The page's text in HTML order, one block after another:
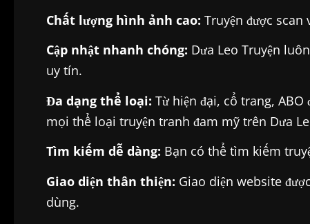
Chất lượng hình ảnh cao: Truyện được
Cập nhật nhanh chóng: Dưa Leo Truyện
uy tín.
Đa dạng thể loại: Từ hiện đại, cổ trang,
mọi thể loại truyện tranh đam mỹ trên Dưa
Tìm kiếm dễ dàng: Bạn có thể tìm kiếm
Giao diện thân thiện: Giao diện website
dùng.